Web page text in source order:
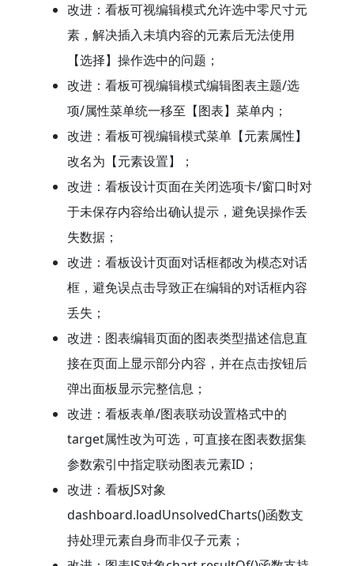
改进：看板可视编辑模式允许选中零尺寸元
素，解决插入未填内容的元素后无法使用
【选择】操作选中的问题；
改进：看板可视编辑模式编辑图表主题/选
项/属性菜单统一移至【图表】菜单内；
改进：看板可视编辑模式菜单【元素属性】
改名为【元素设置】；
改进：看板设计页面在关闭选项卡/窗口时对
于未保存内容给出确认提示，避免误操作丢
失数据；
改进：看板设计页面对话框都改为模态对话
框，避免误点击导致正在编辑的对话框内容
丢失；
改进：图表编辑页面的图表类型描述信息直
接在页面上显示部分内容，并在点击按钮后
弹出面板显示完整信息；
改进：看板表单/图表联动设置格式中的
target属性改为可选，可直接在图表数据集
参数索引中指定联动图表元素ID；
改进：看板JS对象
dashboard.loadUnsolvedCharts()函数支
持处理元素自身而非仅子元素；